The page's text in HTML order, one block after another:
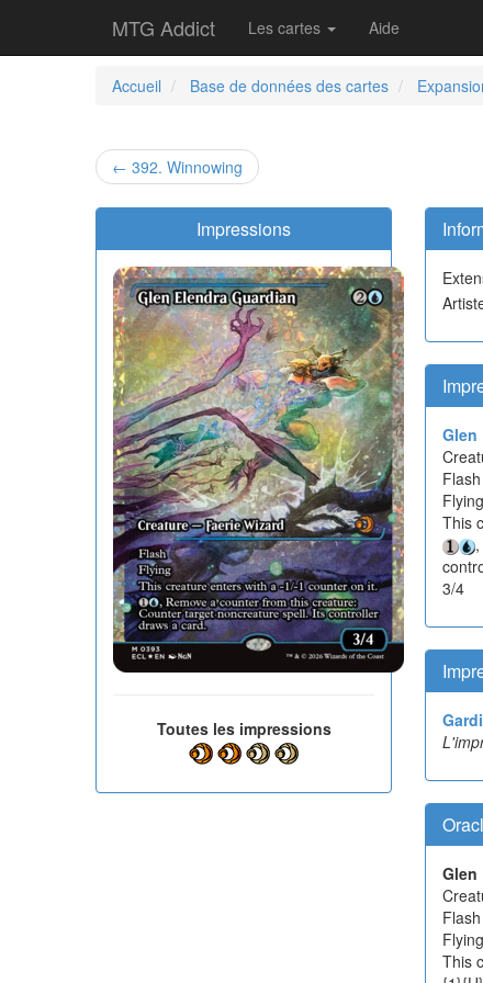
MTG Addict Les cartes Aide
Accueil
Base de données des cartes
← 392. Winnowing
Impressions
Toutes les impressions
Glen
Flash
Flying
This
3/4
Glen
Flash
Flying
This